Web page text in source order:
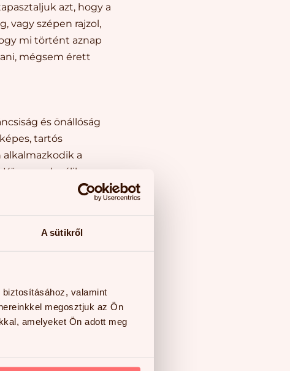
A sütikről
valamint
megosztjuk az Ön
amelyeket Ön adott meg
azt, hogy a
vagy szépen rajzol,
mi történt aznap
mégsem érett
és önállóság
tartós
alkalmazkodik a
leválik, nem
babás,
nem
130 cm magas,